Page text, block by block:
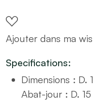
D25
quantity
Ajouter dans ma
Specifications:
Dimensions : D.
Abat-jour : D.